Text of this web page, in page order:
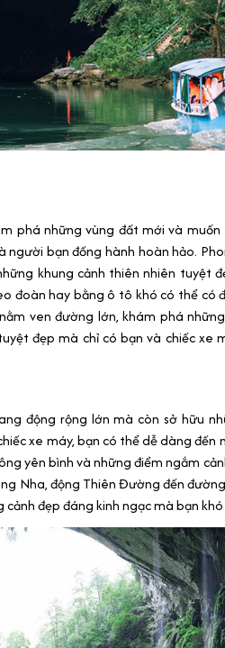
phá những vùng đất mới và
người bạn đồng hành hoàn hảo.
khung cảnh thiên nhiên tuyệt
đoàn hay bằng ô tô khó có thể có
ven đường lớn, khám phá
đẹp mà chỉ có bạn và chiếc xe
động rộng lớn mà còn sở hữu
xe máy, bạn có thể dễ dàng đến
yên bình và những điểm ngắm
Nha, động Thiên Đường đến
đẹp đáng kinh ngạc mà bạn